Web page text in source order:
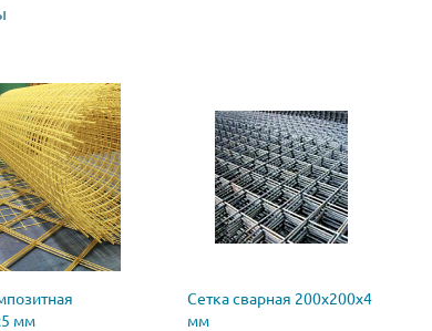
мм
Сетка сварная 200х200х4
мм